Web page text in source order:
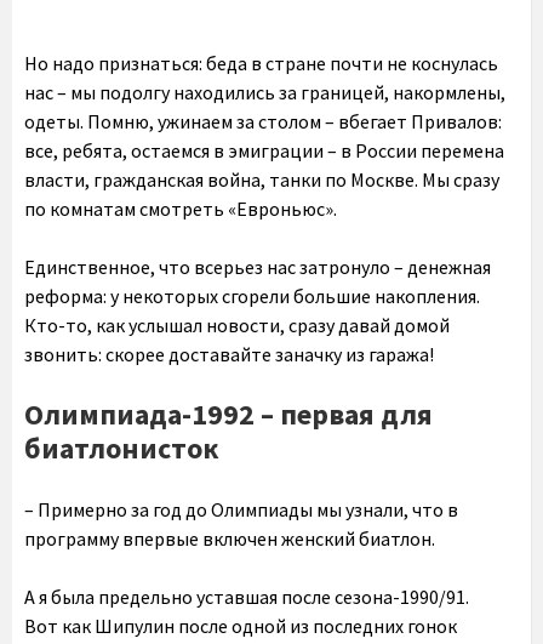
Но надо признаться: беда в стране почти не коснулась
нас – мы подолгу находились за границей, накормлены,
одеты. Помню, ужинаем за столом – вбегает Привалов:
все, ребята, остаемся в эмиграции – в России перемена
власти, гражданская война, танки по Москве. Мы сразу
по комнатам смотреть «Евроньюс».
Единственное, что всерьез нас затронуло – денежная
реформа: у некоторых сгорели большие накопления.
Кто-то, как услышал новости, сразу давай домой
звонить: скорее доставайте заначку из гаража!
Олимпиада-1992 – первая для
биатлонисток
– Примерно за год до Олимпиады мы узнали, что в
программу впервые включен женский биатлон.
А я была предельно уставшая после сезона-1990/91.
Вот как Шипулин после одной из последних гонок